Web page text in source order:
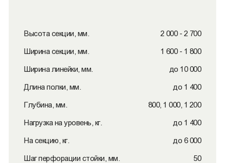
Высота секции, мм. 2 000 - 2 700
Ширина секции, мм. 1 600 - 1 800
Ширина линейки, мм. до 10 000
Длина полки, мм. до 1 400
Глубина, мм. 800, 1 000, 1 200
Нагрузка на уровень, кг. до 1 400
На секцию, кг. до 6 000
Шаг перфорации стойки, мм. 50